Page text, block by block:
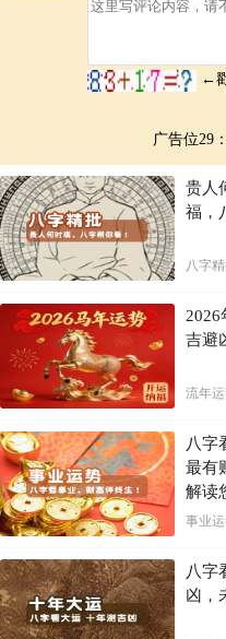
广告位29
贵人
福，
八字
2026
吉避
流年
八字
最有
解读
局！
事业
八字
凶，